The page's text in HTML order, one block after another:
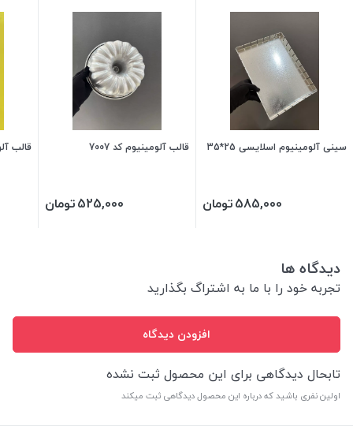
سینی آلومینیوم اسلایسی 25*35
585,000تومان
قالب آلومینیوم کد 7007
525,000تومان
قالب
دیدگاه ها
تجربه خود را با ما به اشتراگ بگذارید
افزودن دیدگاه
تابحال دیدگاهی برای این محصول ثبت نشده
اولین نفری باشید که درباره این محصول دیدگاهی ثبت میکند